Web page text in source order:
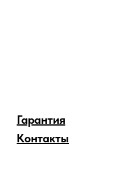
Гарантия
Контакты